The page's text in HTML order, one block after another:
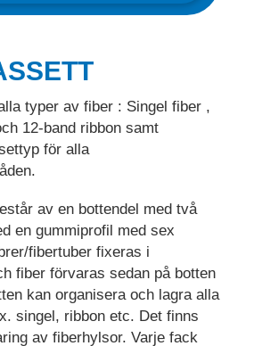
typer av fiber : Singel fiber ,
12-band ribbon samt
för alla
av en bottendel med två
en gummiprofil med sex
fibertuber fixeras i
fiber förvaras sedan på botten
kan organisera och lagra alla
singel, ribbon etc. Det finns
av fiberhylsor. Varje fack